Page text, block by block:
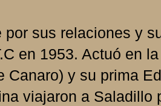
por sus relaciones y
en 1953. Actuó en
Canaro) y su prima
viajaron a Saladillo